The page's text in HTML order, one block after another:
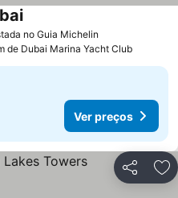
no Guia Michelin
de Dubai Marina Yacht Club
Ver preços
Partilhar